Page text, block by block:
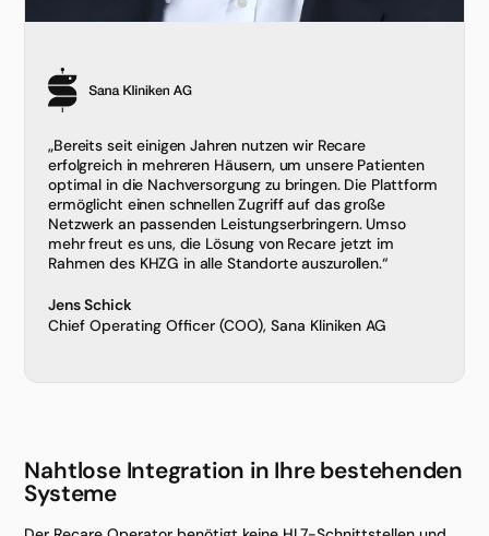
„Bereits seit einigen Jahren nutzen wir Recare
erfolgreich in mehreren Häusern, um unsere Patienten
optimal in die Nachversorgung zu bringen. Die Plattform
ermöglicht einen schnellen Zugriff auf das große
Netzwerk an passenden Leistungserbringern. Umso
mehr freut es uns, die Lösung von Recare jetzt im
Rahmen des KHZG in alle Standorte auszurollen.“
Jens Schick
Chief Operating Officer (COO), Sana Kliniken AG
Nahtlose Integration in Ihre besteh­enden
Systeme